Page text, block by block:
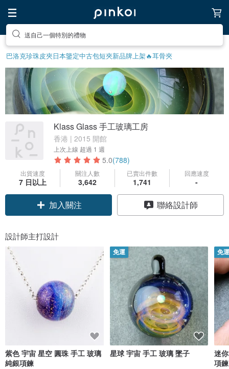
前往打造療癒的放鬆生活
巴洛克珍珠皮夾日本鑒定中古包短夾新品牌上架🔥耳骨夾
Klass Glass 手工玻璃工房
香港 | 2015 開館
上次上線 超過 1 週
5.0(788)
出貨速度
7 日以上
關注人數
3,642
已賣出件數
1,741
回應速度
-
領優惠券
聯絡設計師
設計師主打設計
紫色 宇宙 星空 圓珠 手工 玻璃
純銀項鍊
免運
星球 宇宙 手工 玻璃 墜子
免
迷
項鍊